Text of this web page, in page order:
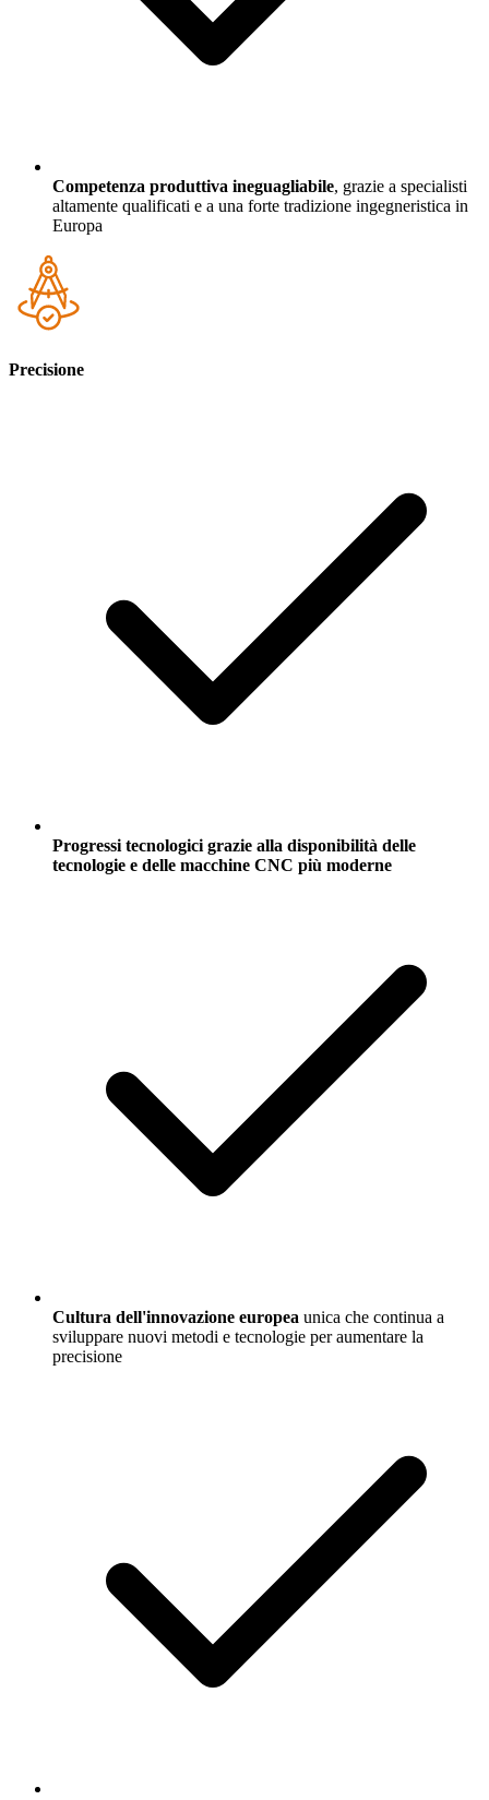
Competenza produttiva ineguagliabile, grazie a specialisti
altamente qualificati e a una forte tradizione ingegneristica in
Europa
Precisione
Progressi tecnologici grazie alla disponibilità delle
tecnologie e delle macchine CNC più moderne
Cultura dell'innovazione europea unica che continua a
sviluppare nuovi metodi e tecnologie per aumentare la
precisione